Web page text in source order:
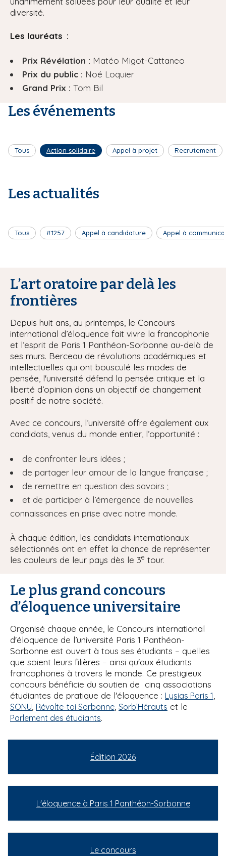
diversité.
Les lauréats :
Prix Révélation : Matéo Migot-Cattaneo
Prix du public : Noé Loquier
Grand Prix : Tom Bil
Les événements
Tous Action solidaire Appel à projet Recrutement
Les actualités
Tous #1257 Appel à candidature Appel à
L’art oratoire par delà les
frontières
Depuis huit ans, au printemps, le Concours
international d’éloquence fait vivre la francophonie
et l’esprit de Paris 1 Panthéon-Sorbonne au-delà de
ses murs. Berceau de révolutions académiques et
intellectuelles qui ont bousculé les modes de
pensée, l'université défend la pensée critique et la
liberté d’opinion dans un objectif de changement
positif de notre société.
Avec ce concours, l’université offre également aux
candidats, venus du monde entier, l’opportunité :
de confronter leurs idées ;
de partager leur amour de la langue française ;
de remettre en question des savoirs ;
et de participer à l’émergence de nouvelles
connaissances en prise avec notre monde.
À chaque édition, les candidats internationaux
sélectionnés ont en effet la chance de représenter
les couleurs de leur pays dès le 3e tour.
Le plus grand concours
d’éloquence universitaire
Organisé chaque année, le Concours international
d'éloquence de l’université Paris 1 Panthéon-
Sorbonne est ouvert à tous ses étudiants – quelles
que soient leurs filières – ainsi qu'aux étudiants
francophones à travers le monde. Ce prestigieux
concours bénéficie du soutien de cinq associations
étudiantes de pratique de l'éloquence : Lysias Paris 1
SONU Révolte-toi Sorbonne Sorb’Hérauts et le
Parlement des étudiants.
Édition 2026
L'éloquence à Paris 1 Panthéon-Sorbonne
Le concours